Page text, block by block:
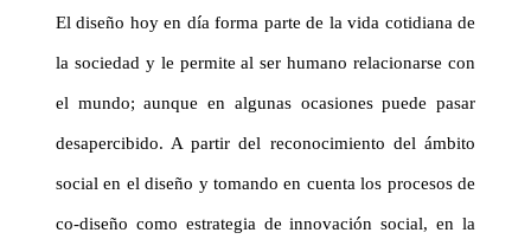
El diseño hoy en día forma parte de la vida cotidiana de
la sociedad y le permite al ser humano relacionarse con
el mundo; aunque en algunas ocasiones puede pasar
desapercibido. A partir del reconocimiento del ámbito
social en el diseño y tomando en cuenta los procesos de
co-diseño como estrategia de innovación social, en la